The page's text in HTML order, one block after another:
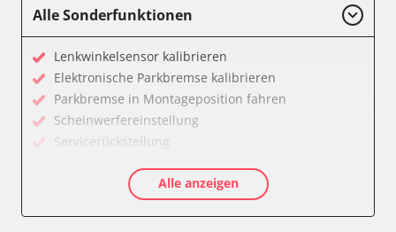
Informationsanzeige
Kombiinstrument
Lenkradwinkel-Sensor
Lichtsteuerung
Motorsteuerung (EMS)
Navigationssystem
Regen-/Lichtsensor
Servolenkung
Soundsystem
Alle Sonderfunktionen
Lenkwinkelsensor kalibrieren
Elektronische Parkbremse kalibrieren
Parkbremse in Montageposition fahren
Scheinwerfereinstellung
Servicerückstellung
Verfügbarkeit abhängig von Modell, Motorisierung, Ausstattung
Alle anzeigen